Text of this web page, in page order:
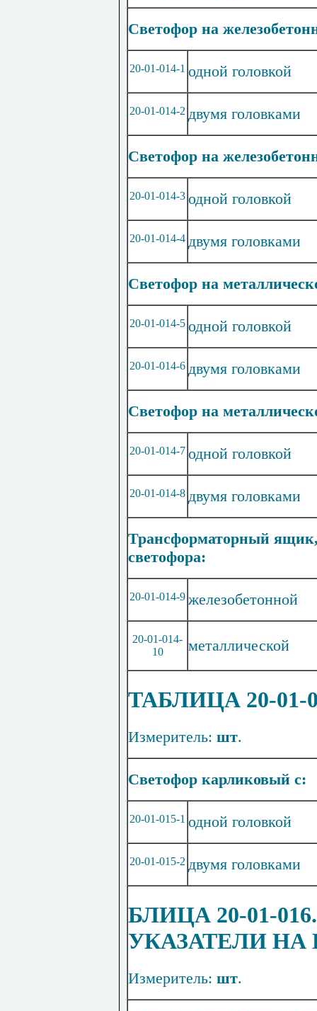
Светофор на
20-01-014-1 одной головкой
20-01-014-2 двумя головками
Светофор на
20-01-014-3 одной головкой
20-01-014-4 двумя головками
Светофор на
20-01-014-5 одной головкой
20-01-014-6 двумя головками
Светофор на
20-01-014-7 одной головкой
20-01-014-8 двумя головками
Трансформаторный ящик,
светофора:
20-01-014-9 железобетонной
20-01-014-
10
металлической
ТАБЛИЦА 20-
Измеритель: шт.
Светофор карликовый с:
20-01-015-1 одной головкой
20-01-015-2 двумя головками
БЛИЦА 20-01-
УКАЗАТЕЛИ
Измеритель: шт.